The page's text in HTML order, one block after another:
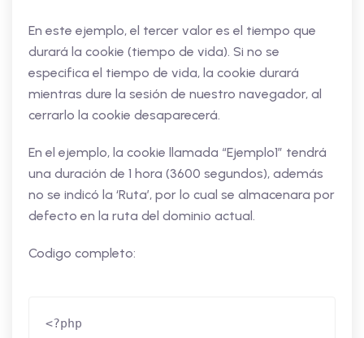
En este ejemplo, el tercer valor es el tiempo que
durará la cookie (tiempo de vida). Si no se
especifica el tiempo de vida, la cookie durará
mientras dure la sesión de nuestro navegador, al
cerrarlo la cookie desaparecerá.
En el ejemplo, la cookie llamada “Ejemplo1” tendrá
una duración de 1 hora (3600 segundos), además
no se indicó la ‘Ruta’, por lo cual se almacenara por
defecto en la ruta del dominio actual.
Codigo completo:
<?php